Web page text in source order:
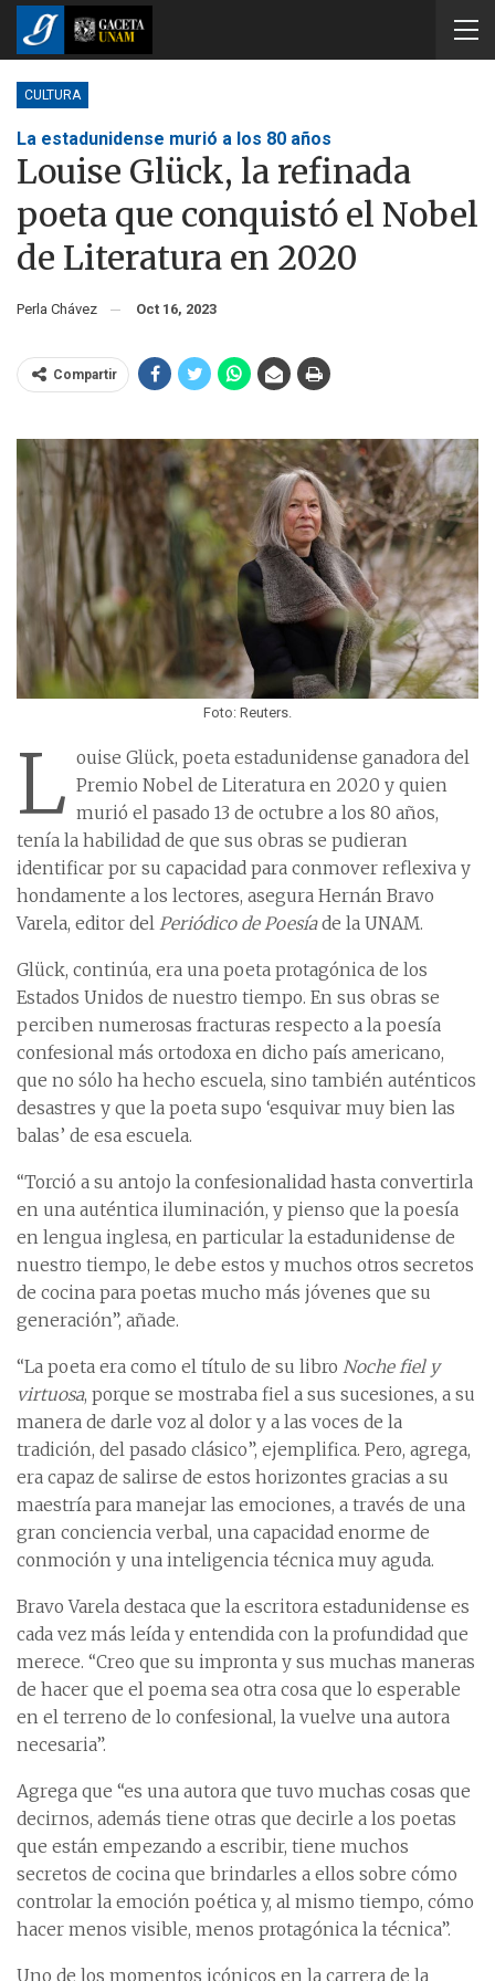
CULTURA
La estadunidense murió a los 80 años
Louise Glück, la refinada
poeta que conquistó el Nobel
de Literatura en 2020
Perla Chávez Oct 16, 2023
Compartir
Foto: Reuters.
L ouise Glück, poeta estadunidense ganadora del
Premio Nobel de Literatura en 2020 y quien
murió el pasado 13 de octubre a los 80 años,
tenía la habilidad de que sus obras se pudieran
identificar por su capacidad para conmover reflexiva y
hondamente a los lectores, asegura Hernán Bravo
Varela, editor del Periódico de Poesíade la UNAM.
Glück, continúa, era una poeta protagónica de los
Estados Unidos de nuestro tiempo. En sus obras se
perciben numerosas fracturas respecto a la poesía
confesional más ortodoxa en dicho país americano,
que no sólo ha hecho escuela, sino también auténticos
desastres y que la poeta supo ‘esquivar muy bien las
balas’ de esa escuela.
“Torció a su antojo la confesionalidad hasta convertirla
en una auténtica iluminación, y pienso que la poesía
en lengua inglesa, en particular la estadunidense de
nuestro tiempo, le debe estos y muchos otros secretos
de cocina para poetas mucho más jóvenes que su
generación”, añade.
“La poeta era como el título de su libro Noche fiel y
virtuosa, porque se mostraba fiel a sus sucesiones, a su
manera de darle voz al dolor y a las voces de la
tradición, del pasado clásico”, ejemplifica. Pero, agrega,
era capaz de salirse de estos horizontes gracias a su
maestría para manejar las emociones, a través de una
gran conciencia verbal, una capacidad enorme de
conmoción y una inteligencia técnica muy aguda.
Bravo Varela destaca que la escritora estadunidense es
cada vez más leída y entendida con la profundidad que
merece. “Creo que su impronta y sus muchas maneras
de hacer que el poema sea otra cosa que lo esperable
en el terreno de lo confesional, la vuelve una autora
necesaria”.
Agrega que “es una autora que tuvo muchas cosas que
decirnos, además tiene otras que decirle a los poetas
que están empezando a escribir, tiene muchos
secretos de cocina que brindarles a ellos sobre cómo
controlar la emoción poética y, al mismo tiempo, cómo
hacer menos visible, menos protagónica la técnica”.
Uno de los momentos icónicos en la carrera de la